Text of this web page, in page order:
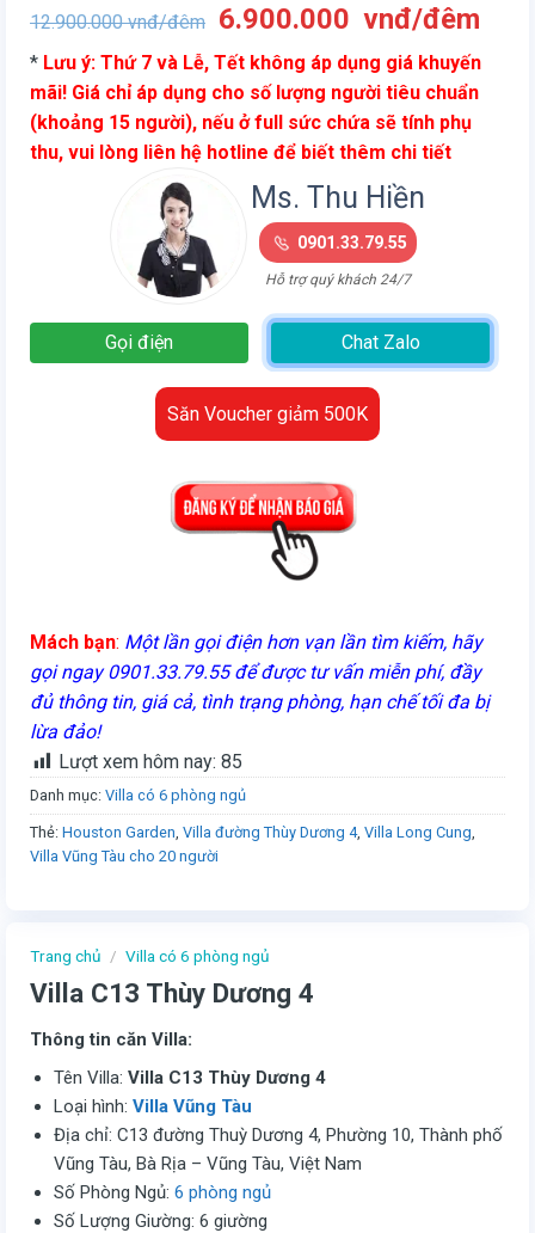
Trang chủ / Villa có 6 phòng ngủ
Villa C13 Thùy Dương 4
Thông tin căn Villa:
Tên Villa: Villa C13 Thùy Dương 4
Loại hình: Villa Vũng Tàu
Địa chỉ: C13 đường Thuỳ Dương 4, Phường 10, Thành phố
Vũng Tàu, Bà Rịa – Vũng Tàu, Việt Nam
Số Phòng Ngủ: 6 phòng ngủ
Số Lượng Giường: 6 giường
12.900.000vnđ/đêm
Giá
gốc
là:
12.900.000
vnđ/
đêm.
6.900.000 vnđ/đêmGiá
tại
là:
* Lưu ý: Thứ 7 và Lễ, Tết không áp dụng giá khuyến
mãi! Giá chỉ áp dụng cho số lượng người tiêu chuẩn
(khoảng 15 người), nếu ở full sức chứa sẽ tính phụ
thu, vui lòng liên hệ hotline để biết thêm chi tiết
Ms. Thu Hiền
0901.33.79.55
Hỗ trợ quý khách 24/7
Gọi điện Chat Zalo
Săn Voucher giảm 500K
Mách bạn: Một lần gọi điện hơn vạn lần tìm kiếm, hãy
gọi ngay 0901.33.79.55 để được tư vấn miễn phí, đầy
đủ thông tin, giá cả, tình trạng phòng, hạn chế tối đa bị
lừa đảo!
Lượt xem hôm nay: 85
Danh mục: Villa có 6 phòng ngủ
Thẻ: Houston Garden, Villa đường Thùy Dương 4, Villa Long Cung,
Villa Vũng Tàu cho 20 người